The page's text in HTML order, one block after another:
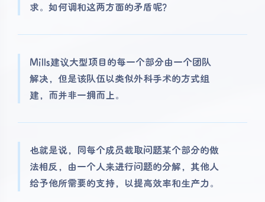
求。如何调和这两方面的矛盾呢？
Mills建议大型项目的每一个部分由一个团队
解决，但是该队伍以类似外科手术的方式组
建，而并非一拥而上。
也就是说，同每个成员截取问题某个部分的做
法相反，由一个人来进行问题的分解，其他人
给予他所需要的支持，以提高效率和生产力。